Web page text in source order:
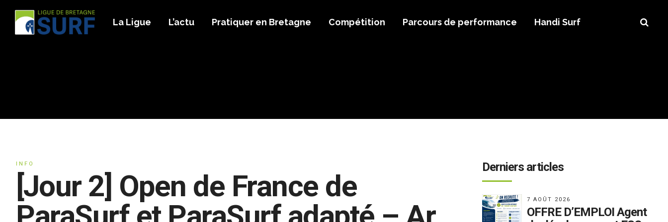
La Ligue L’actu Pratiquer en Bretagne Compétition Parcours de performance Handi Surf
INFO
[Jour 2] Open de France de
Derniers articles
7 AOÛT 2026
OFFRE D’EMPLOI Agent